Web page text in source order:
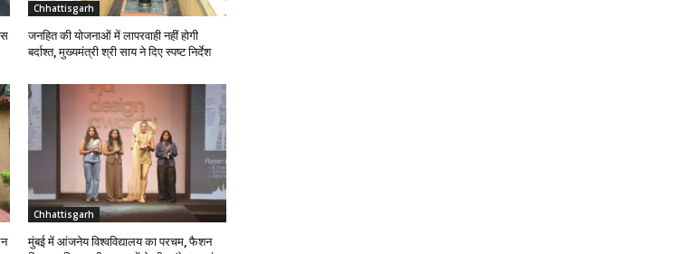
Chhattisgarh
जनहित की योजनाओं में लापरवाही नहीं होगी
बर्दाश्त, मुख्यमंत्री श्री साय ने दिए स्पष्ट निर्देश
Chhattisgarh
मुंबई में आंजनेय विश्वविद्यालय का परचम, फैशन